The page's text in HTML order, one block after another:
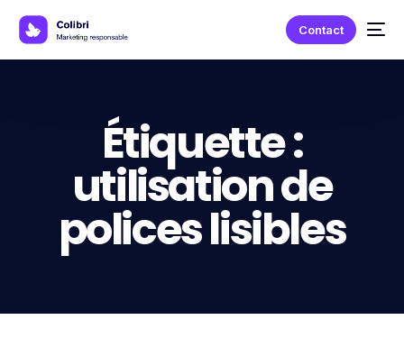
Contact
Étiquette :
utilisation de
polices lisibles